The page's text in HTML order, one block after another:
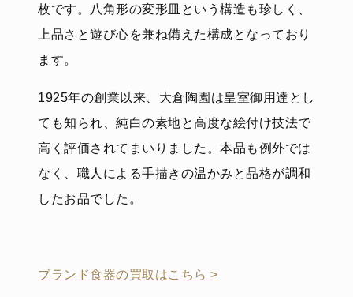
枚です。八角形の変形皿という構造も珍しく、
上品さと遊び心を兼ね備えた構成となっており
ます。
1925年の創業以来、大倉陶園は皇室御用達とし
ても知られ、純白の素地と高度な絵付け技法で
高く評価されてまいりました。本品も例外では
なく、職人による手描きの温かみと品格が調和
したお品でした。
ブランド食器の買取はこちら >